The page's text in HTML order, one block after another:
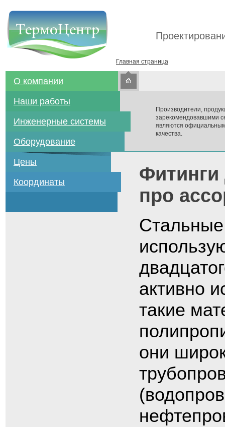
Главная страница
О компании
Наши работы
Инженерные системы
Оборудование
Цены
Координаты
Производители,
зарекомендовавшими
являются
качества.
Фитинги
про
активно
такие
они